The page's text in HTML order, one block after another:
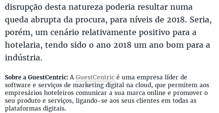
disrupção desta natureza poderia resultar numa
queda abrupta da procura, para níveis de 2018. Seria,
porém, um cenário relativamente positivo para a
hotelaria, tendo sido o ano 2018 um ano bom para a
indústria.
Sobre a GuestCentric:A GuestCentric é uma empresa líder de
software e serviços de marketing digital na cloud, que permitem aos
empresários hoteleiros comunicar a sua marca online e promover o
seu produto e serviços, ligando-se aos seus clientes em todas as
plataformas digitais.